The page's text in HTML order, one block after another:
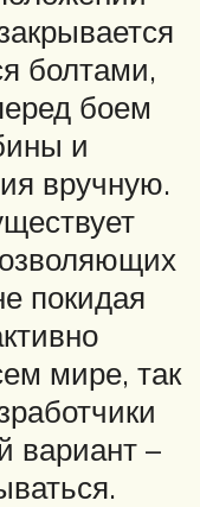
болтами,
боем
и
вручную.
покидая
мире, так
вариант –